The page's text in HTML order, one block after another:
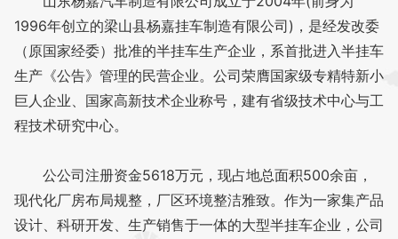
1996年创立的梁山县杨嘉挂车制造有限公司)，是经发改委
（原国家经委）批准的半挂车生产企业，系首批进入半挂车
生产《公告》管理的民营企业。公司荣膺国家级专精特新小
巨人企业、国家高新技术企业称号，建有省级技术中心与工
程技术研究中心。
公公司注册资金5618万元，现占地总面积500余亩，
现代化厂房布局规整，厂区环境整洁雅致。作为一家集产品
设计、科研开发、生产销售于一体的大型半挂车企业，公司